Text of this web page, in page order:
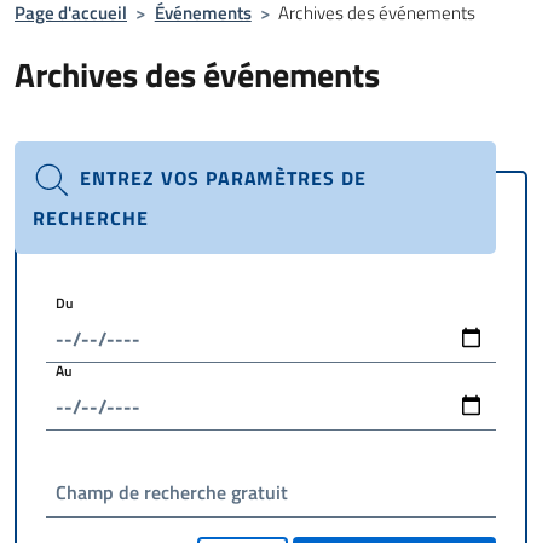
Page d'accueil > Événements > Archives des événements
Archives des événements
ENTREZ VOS PARAMÈTRES DE
RECHERCHE
Du
Au
Champ de recherche gratuit